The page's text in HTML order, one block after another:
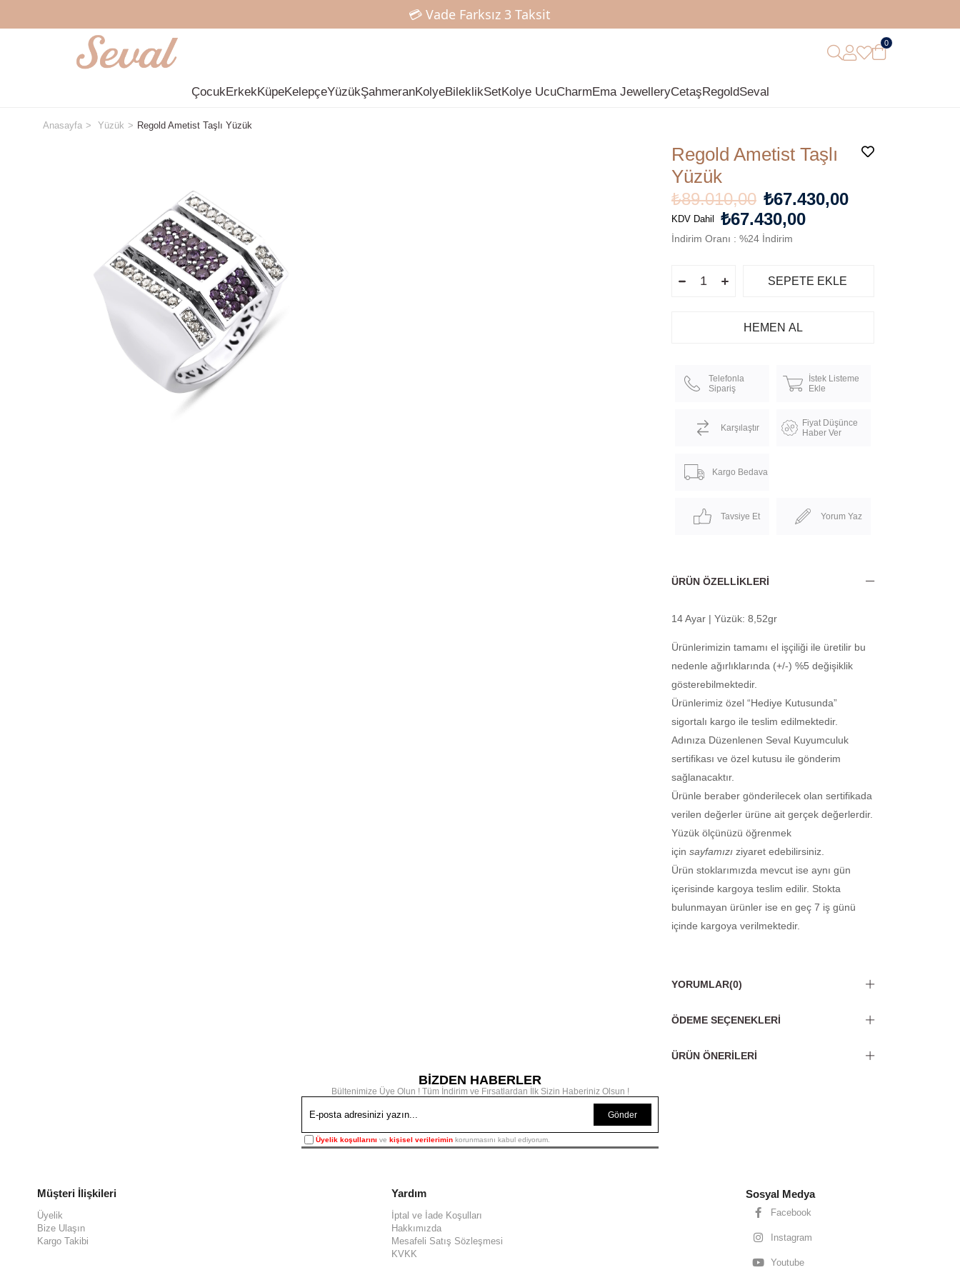
💳 Vade Farksız 3 Taksit
0
ÇocukErkekKüpeKelepçeYüzükŞahmeranKolyeBileklikSetKolye UcuCharmEma JewelleryCetaşRegoldSeval
Anasayfa Yüzük Regold Ametist Taşlı Yüzük
Regold Ametist Taşlı
Yüzük
₺89.010,00 ₺67.430,00
KDV Dahil ₺67.430,00
İndirim Oranı : %24 İndirim
Telefonla
Sipariş
İstek Listeme
Ekle
Karşılaştır
Fiyat Düşünce
Haber Ver
Kargo Bedava
Tavsiye Et Yorum Yaz
ÜRÜN ÖZELLIKLERI
14 Ayar | Yüzük: 8,52gr
Ürünlerimizin tamamı el işçiliği ile üretilir bu
nedenle ağırlıklarında (+/-) %5 değişiklik
gösterebilmektedir.
Ürünlerimiz özel “Hediye Kutusunda”
sigortalı kargo ile teslim edilmektedir.
Adınıza Düzenlenen Seval Kuyumculuk
sertifikası ve özel kutusu ile gönderim
sağlanacaktır.
Ürünle beraber gönderilecek olan sertifikada
verilen değerler ürüne ait gerçek değerlerdir.
Yüzük ölçünüzü öğrenmek
için sayfamızı ziyaret edebilirsiniz.
Ürün stoklarımızda mevcut ise aynı gün
içerisinde kargoya teslim edilir. Stokta
bulunmayan ürünler ise en geç 7 iş günü
içinde kargoya verilmektedir.
YORUMLAR(0)
ÖDEME SEÇENEKLERI
ÜRÜN ÖNERILERI
BİZDEN HABERLER
Bültenimize Üye Olun ! Tüm İndirim ve Fırsatlardan İlk Sizin Haberiniz Olsun !
Gönder
Üyelik koşullarını ve kişisel verilerimin korunmasını kabul ediyorum.
Müşteri İlişkileri
Üyelik
Bize Ulaşın
Kargo Takibi
Yardım
İptal ve İade Koşulları
Hakkımızda
Mesafeli Satış Sözleşmesi
KVKK
Sosyal Medya
Facebook
Instagram
Youtube